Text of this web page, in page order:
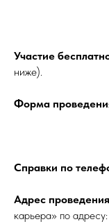
Участие
ниже).
Форма
Справки по
Адрес
карьера» по